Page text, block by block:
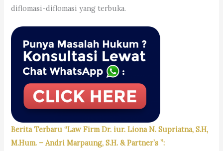
diflomasi-diflomasi yang terbuka.
Berita Terbaru “Law Firm Dr. iur. Liona N. Supriatna, S.H,
M.Hum. – Andri Marpaung, S.H. & Partner’s ”: